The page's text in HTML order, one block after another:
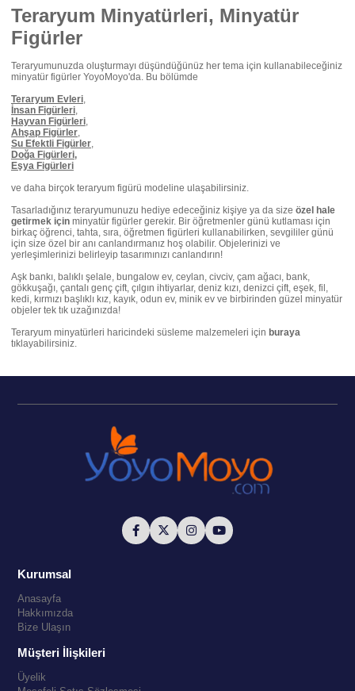
Teraryum Minyatürleri, Minyatür
Figürler
Teraryumunuzda oluşturmayı düşündüğünüz her tema için kullanabileceğiniz
minyatür figürler YoyoMoyo'da. Bu bölümde
Teraryum Evleri,
İnsan Figürleri,
Hayvan Figürleri,
Ahşap Figürler,
Su Efektli Figürler,
Doğa Figürleri,
Eşya Figürleri
ve daha birçok teraryum figürü modeline ulaşabilirsiniz.
Tasarladığınız teraryumunuzu hediye edeceğiniz kişiye ya da size özel hale
getirmek içinminyatür figürler gerekir. Bir öğretmenler günü kutlaması için
birkaç öğrenci, tahta, sıra, öğretmen figürleri kullanabilirken, sevgililer günü
için size özel bir anı canlandırmanız hoş olabilir. Objelerinizi ve
yerleşimlerinizi belirleyip tasarımınızı canlandırın!
Aşk bankı, balıklı şelale, bungalow ev, ceylan, civciv, çam ağacı, bank,
gökkuşağı, çantalı genç çift, çılgın ihtiyarlar, deniz kızı, denizci çift, eşek, fil,
kedi, kırmızı başlıklı kız, kayık, odun ev, minik ev ve birbirinden güzel minyatür
objeler tek tık uzağınızda!
Teraryum minyatürleri haricindeki süsleme malzemeleri için buraya
tıklayabilirsiniz.
Kurumsal
Anasayfa
Hakkımızda
Bize Ulaşın
Müşteri İlişkileri
Üyelik